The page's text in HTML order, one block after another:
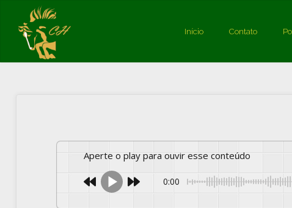
Início Contato
Aperte o play para ouvir esse conteúdo
0:00